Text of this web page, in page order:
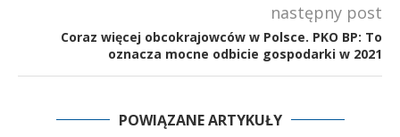
następny post
Coraz więcej obcokrajowców w Polsce. PKO BP: To
oznacza mocne odbicie gospodarki w 2021
POWIĄZANE ARTYKUŁY